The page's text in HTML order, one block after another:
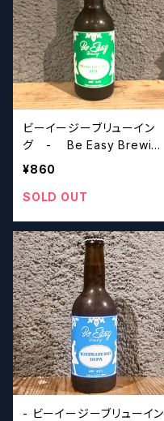
ビーイージーブリューイン
グ - Be Easy Brewing
Aomori Fresh Hop 20
¥860
SOLD OUT
- ビーイージーブリューイン